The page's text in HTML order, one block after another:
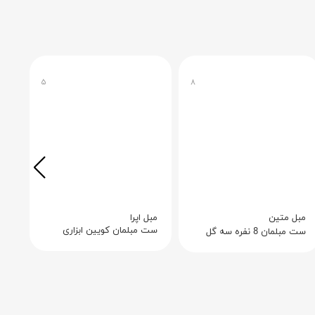
۸
مبل متین
ست مبلمان 8 نفره سه گل
۵
مبل اپرا
ست مبلمان کویین ابزاری